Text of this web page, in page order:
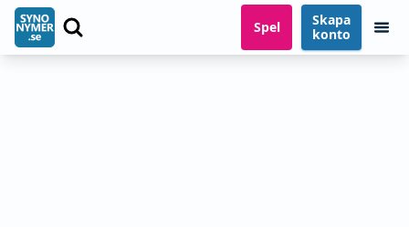
Spel
Skapa
konto